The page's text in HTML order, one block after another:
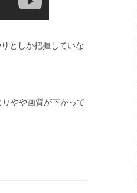
としか把握していな
やや画質が下がって